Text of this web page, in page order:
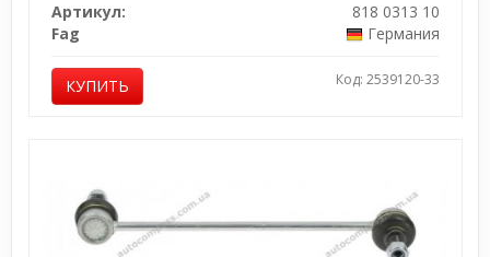
Артикул:
818 0313 10
Fag
Германия
КУПИТЬ Код: 2539120-33